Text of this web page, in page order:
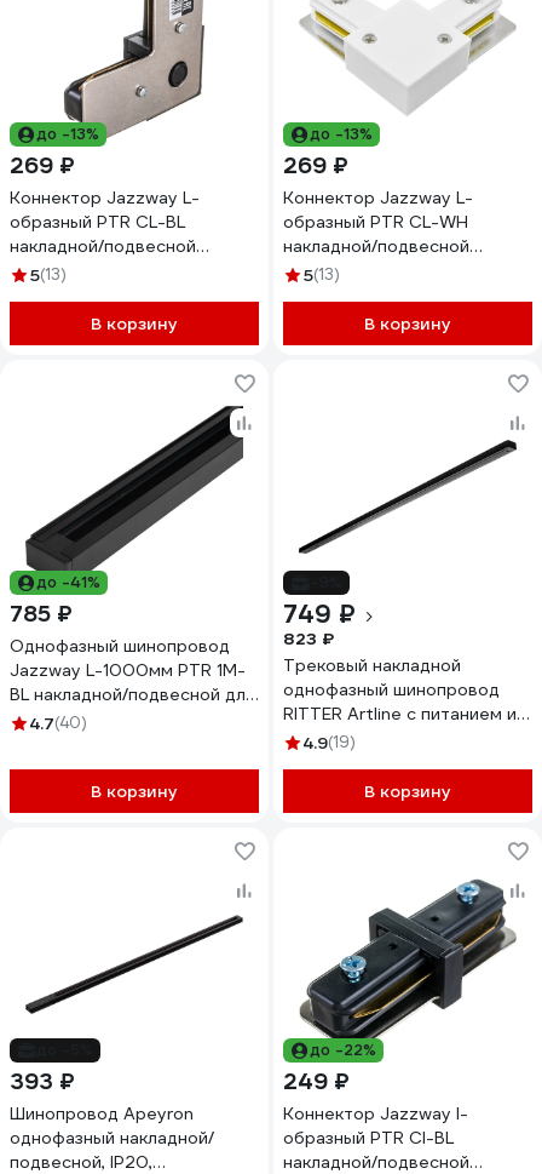
до -13%
269 ₽
Коннектор Jazzway L-
образный PTR CL-BL
накладной/подвесной
шинопровод черный
5(13)
В корзину
до -13%
269 ₽
Коннектор Jazzway L-
образный PTR CL-WH
накладной/подвесной
шинопровод белый 5010840
5(13)
В корзину
до -41%
785 ₽
Однофазный шинопровод
Jazzway L-1000мм PTR 1M-
BL накладной/подвесной для
трекового освещения
4.7(40)
В корзину
749 ₽
823 ₽
Трековый накладной
однофазный шинопровод
RITTER Artline с питанием и
заглушкой 1 м алюминий/
пластиковой планкой черный
59785 2
4.9(19)
В корзину
393 ₽
Шинопровод Apeyron
однофазный накладной/
подвесной, IP20,
до -22%
249 ₽
Коннектор Jazzway I-
образный PTR CI-BL
накладной/подвесной